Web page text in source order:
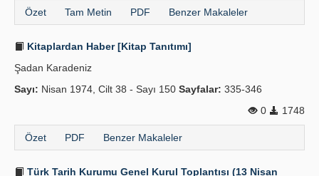
Özet Tam Metin PDF Benzer Makaleler
Kitaplardan Haber [Kitap Tanıtımı]
Şadan Karadeniz
Sayı: Nisan 1974, Cilt 38 - Sayı 150 Sayfalar: 335-346
0
1748
Özet PDF Benzer Makaleler
Türk Tarih Kurumu Genel Kurul Toplantısı (13 Nisan